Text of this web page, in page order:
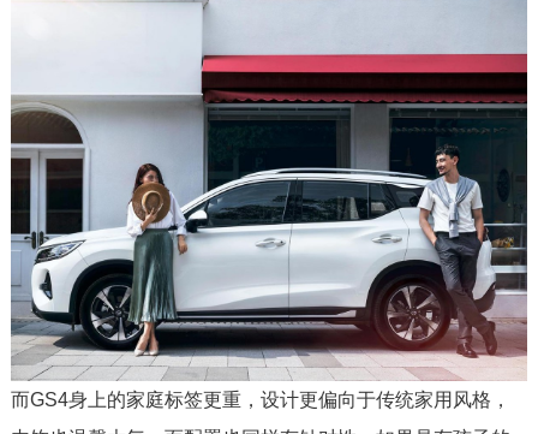
而GS4身上的家庭标签更重，设计更偏向于传统家用风格，